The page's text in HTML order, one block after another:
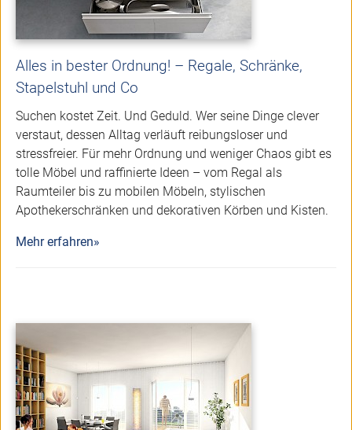
Alles in bester Ordnung! – Regale, Schränke,
Stapelstuhl und Co
Suchen kostet Zeit. Und Geduld. Wer seine Dinge clever
verstaut, dessen Alltag verläuft reibungsloser und
stressfreier. Für mehr Ordnung und weniger Chaos gibt es
tolle Möbel und raffinierte Ideen – vom Regal als
Raumteiler bis zu mobilen Möbeln, stylischen
Apothekerschränken und dekorativen Körben und Kisten.
Mehr erfahren»